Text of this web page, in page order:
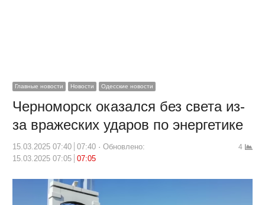
Главные новости Новости Одесские новости
Черноморск оказался без света из-
за вражеских ударов по энергетике
15.03.2025 07:40 07:40
Обновлено:
15.03.2025 07:05
07:05
4